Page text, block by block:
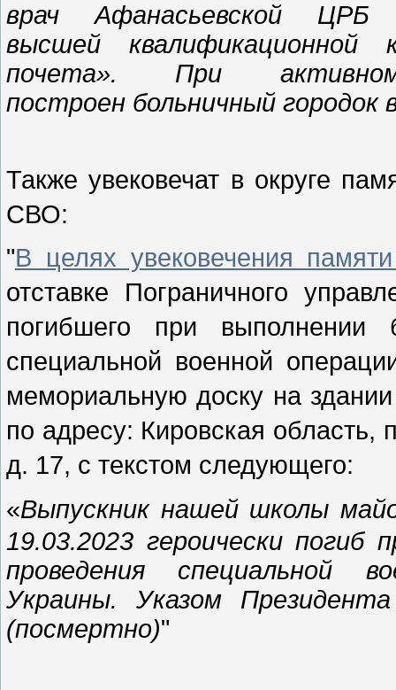
врач Афанасьевской
высшей квалификационной
почета». При
построен больничный городок
Также увековечат в округе
СВО:
"В целях увековечения
отставке Пограничного
погибшего при выполнении
специальной военной
мемориальную доску на
по адресу: Кировская область,
д. 17, с текстом следующего:
«Выпускник нашей школы
19.03.2023 героически погиб
проведения специальной
Украины. Указом
(посмертно)"